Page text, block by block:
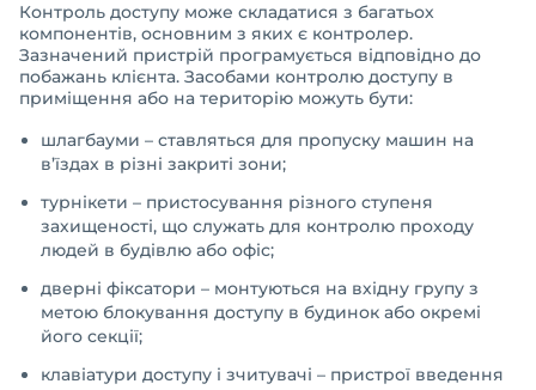
Контроль доступу може складатися з багатьох
компонентів, основним з яких є контролер.
Зазначений пристрій програмується відповідно до
побажань клієнта. Засобами контролю доступу в
приміщення або на територію можуть бути:
шлагбауми – ставляться для пропуску машин на
в’їздах в різні закриті зони;
турнікети – пристосування різного ступеня
захищеності, що служать для контролю проходу
людей в будівлю або офіс;
дверні фіксатори – монтуються на вхідну групу з
метою блокування доступу в будинок або окремі
його секції;
клавіатури доступу і зчитувачі – пристрої введення